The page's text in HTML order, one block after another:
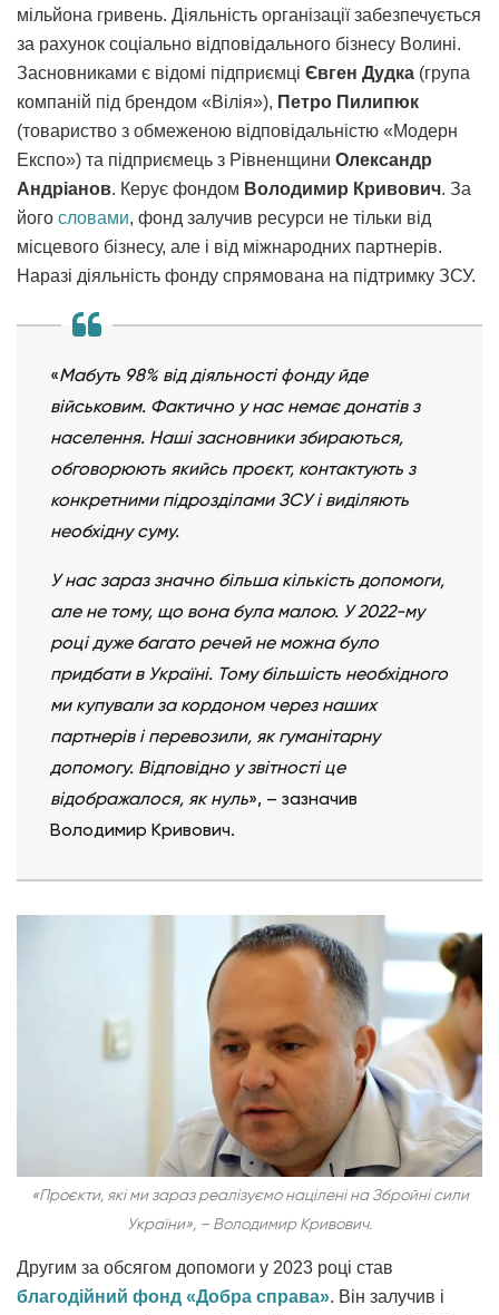
мільйона гривень. Діяльність організації забезпечується
за рахунок соціально відповідального бізнесу Волині.
Засновниками є відомі підприємці Євген Дудка (група
компаній під брендом «Вілія»), Петро Пилипюк
(товариство з обмеженою відповідальністю «Модерн
Експо») та підприємець з Рівненщини Олександр
Андріанов. Керує фондом Володимир Кривович. За
його словами, фонд залучив ресурси не тільки від
місцевого бізнесу, але і від міжнародних партнерів.
Наразі діяльність фонду спрямована на підтримку ЗСУ.
«Мабуть 98% від діяльності фонду йде
військовим. Фактично у нас немає донатів з
населення. Наші засновники збираються,
обговорюють якийсь проєкт, контактують з
конкретними підрозділами ЗСУ і виділяють
необхідну суму.
У нас зараз значно більша кількість допомоги,
але не тому, що вона була малою. У 2022-му
році дуже багато речей не можна було
придбати в Україні. Тому більшість необхідного
ми купували за кордоном через наших
партнерів і перевозили, як гуманітарну
допомогу. Відповідно у звітності це
відображалося, як нуль», – зазначив
Володимир Кривович.
«Проєкти, які ми зараз реалізуємо націлені на Збройні сили
України», – Володимир Кривович.
Другим за обсягом допомоги у 2023 році став
благодійний фонд «Добра справа». Він залучив і